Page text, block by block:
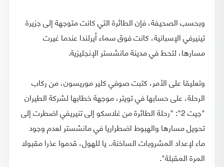
وبحسب الصحيفة، فإن الطائرة التي كانت متوجهة إلى جزيرة
تينيرفي الإسبانية، كانت فوق سماء أيرلندا عندما غيرت
مسارها، لتحط في مدينة مانشستر الإنجليزية.
وتعليقا على الأمر، كتبت صوفي كلير موريسون، من ركاب
الرحلة، على حسابها في تويتر، موجهة خطابها لشركة الطيران
"جيت 2": "رحلة الطائرة من غلاسكو إلى تنيريفي اضطرت إلى
تحويل مسارها والهبوط اضطراريا في مانشستر لعدم وجود
ماء لإعداد المشروبات الساخنة.. يا للهول، قدموا عذرا مقبولا
المرة المقبلة".